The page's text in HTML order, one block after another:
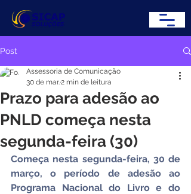
Post
Prazo para adesão ao
PNLD começa nesta
segunda-feira (30)
Assessoria de Comunicação
30 de mar.2 min de leitura
Começa nesta segunda-feira, 30 de
março, o período de adesão ao
Programa Nacional do Livro e do